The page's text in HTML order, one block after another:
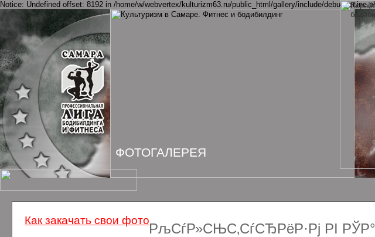
Notice: Undefined offset: 8192 in /home/w/webvertex/kulturizm63.ru/public_html/gallery/include/
РљСѓР»СЊС‚СѓСЂРёР·Рј РІ
ФОТОГАЛЕРЕЯ
Как закачать свои фото